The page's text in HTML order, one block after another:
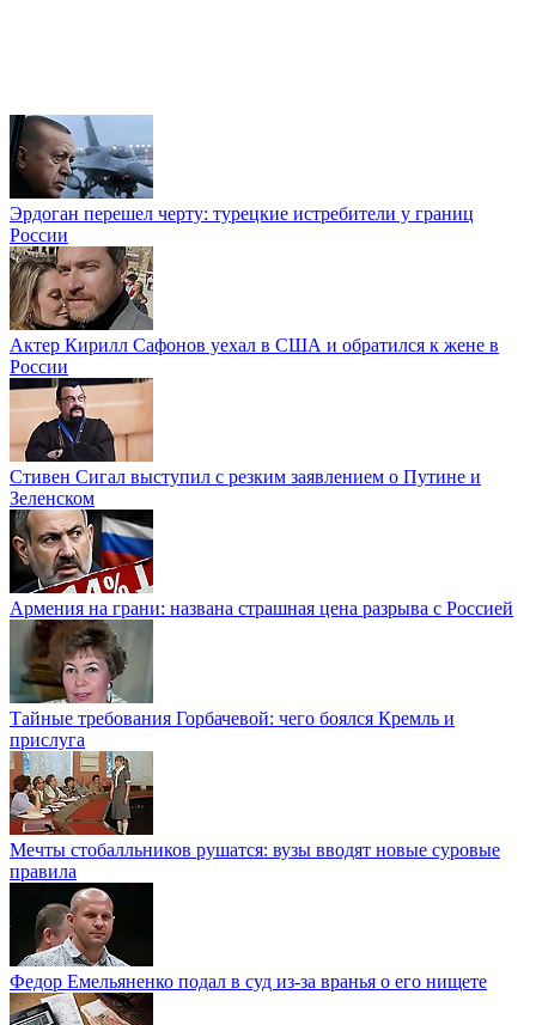
Эрдоган перешел черту: турецкие истребители у границ
России
Актер Кирилл Сафонов уехал в США и обратился к жене в
России
Стивен Сигал выступил с резким заявлением о Путине и
Зеленском
Армения на грани: названа страшная цена разрыва с Россией
Тайные требования Горбачевой: чего боялся Кремль и
прислуга
Мечты стобалльников рушатся: вузы вводят новые суровые
правила
Федор Емельяненко подал в суд из-за вранья о его нищете